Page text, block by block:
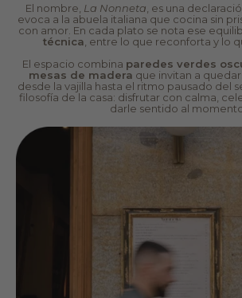
El nombre, La Nonneta , es una
evoca a la abuela italiana que cocina sin
con amor. En cada plato se nota ese
técnica , entre lo que reconforta y lo
El espacio combina paredes verdes
mesas de madera que invitan a
desde la vajilla hasta el ritmo pausado del
filosofía de la casa: disfrutar con calma,
darle sentido al